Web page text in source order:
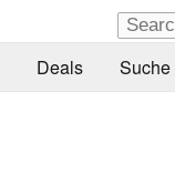
Deals Suche